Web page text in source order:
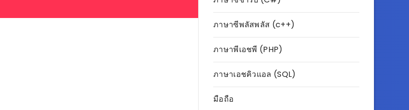
ภาษาซีพลัสพลัส (c++)
ภาษาพีเอชพี (PHP)
ภาษาเอชคิวแอล (SQL)
มือถือ